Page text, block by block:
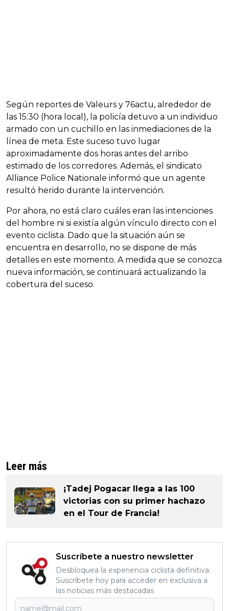
Según reportes de Valeurs y 76actu, alrededor de
las 15:30 (hora local), la policía detuvo a un individuo
armado con un cuchillo en las inmediaciones de la
línea de meta. Este suceso tuvo lugar
aproximadamente dos horas antes del arribo
estimado de los corredores. Además, el sindicato
Alliance Police Nationale informó que un agente
resultó herido durante la intervención.
Por ahora, no está claro cuáles eran las intenciones
del hombre ni si existía algún vínculo directo con el
evento ciclista. Dado que la situación aún se
encuentra en desarrollo, no se dispone de más
detalles en este momento. A medida que se conozca
nueva información, se continuará actualizando la
cobertura del suceso.
Leer más
¡Tadej Pogacar llega a las 100
victorias con su primer hachazo
en el Tour de Francia!
Suscríbete a nuestro newsletter
Desbloquea la experiencia ciclista definitiva:
Suscríbete hoy para acceder en exclusiva a
las noticias más destacadas